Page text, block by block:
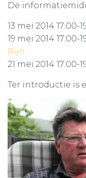
De
13 mei 2014 17:00-
19 mei 2014 17:00-
Rijn
21 mei 2014
Ter introductie is